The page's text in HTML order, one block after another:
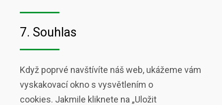
7. Souhlas
Když poprvé navštívíte náš web, ukážeme vám
vyskakovací okno s vysvětlením o
cookies. Jakmile kliknete na „Uložit